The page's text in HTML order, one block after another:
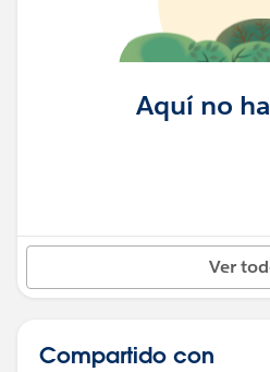
Aquí no
Ver
Compartido con